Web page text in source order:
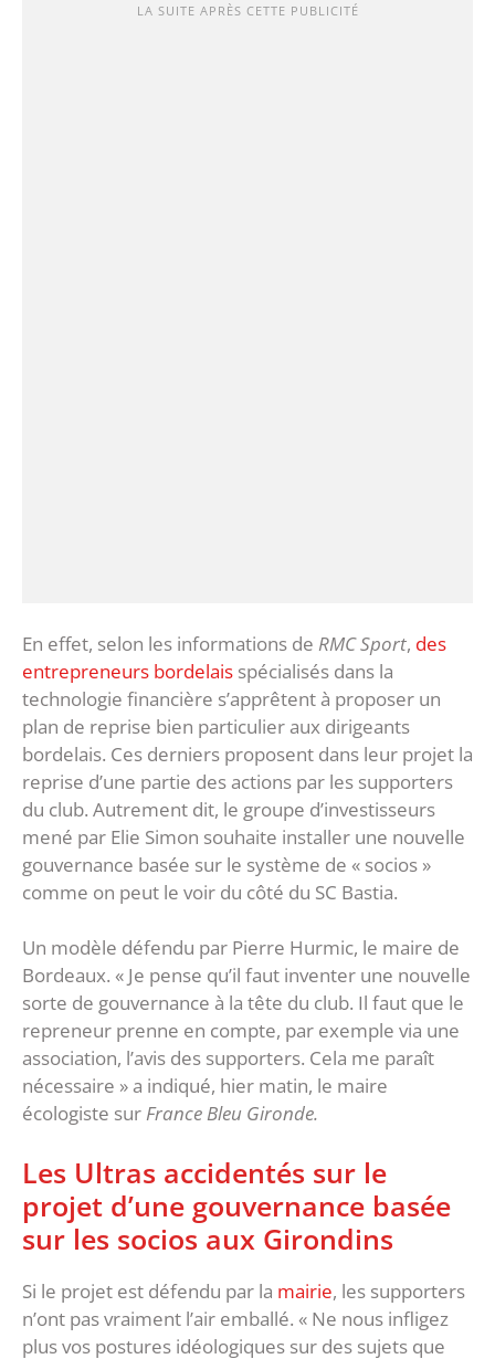
LA SUITE APRÈS CETTE PUBLICITÉ
En effet, selon les informations de RMC Sport, des
entrepreneurs bordelais spécialisés dans la
technologie financière s’apprêtent à proposer un
plan de reprise bien particulier aux dirigeants
bordelais. Ces derniers proposent dans leur projet la
reprise d’une partie des actions par les supporters
du club. Autrement dit, le groupe d’investisseurs
mené par Elie Simon souhaite installer une nouvelle
gouvernance basée sur le système de « socios »
comme on peut le voir du côté du SC Bastia.
Un modèle défendu par Pierre Hurmic, le maire de
Bordeaux. « Je pense qu’il faut inventer une nouvelle
sorte de gouvernance à la tête du club. Il faut que le
repreneur prenne en compte, par exemple via une
association, l’avis des supporters. Cela me paraît
nécessaire » a indiqué, hier matin, le maire
écologiste sur France Bleu Gironde.
Les Ultras accidentés sur le
projet d’une gouvernance basée
sur les socios aux Girondins
Si le projet est défendu par la mairie, les supporters
n’ont pas vraiment l’air emballé. « Ne nous infligez
plus vos postures idéologiques sur des sujets que